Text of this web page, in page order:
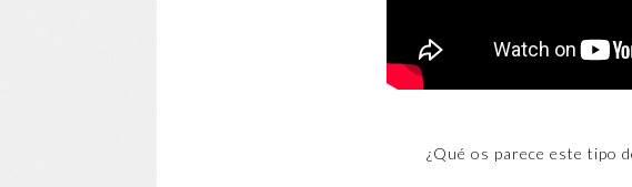
¿Qué os parece este tipo